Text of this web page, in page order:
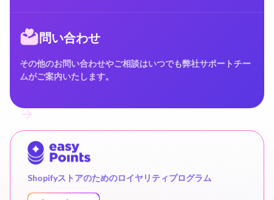
問い合わせ
その他のお問い合わせやご相談はいつでも弊社サポートチー
ムがご案内いたします。
Shopifyストアのためのロイヤリティプログラム